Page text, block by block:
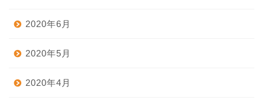
2020年6月
2020年5月
2020年4月